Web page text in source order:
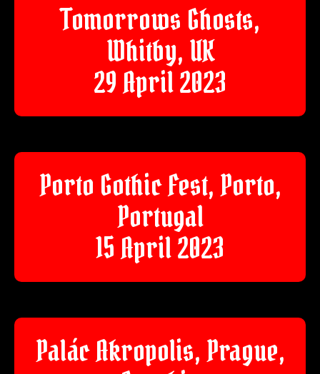
Tomorrows Ghosts,
Whitby, UK
29 April 2023
Porto Gothic Fest, Porto,
Portugal
15 April 2023
Palác Akropolis, Prague,